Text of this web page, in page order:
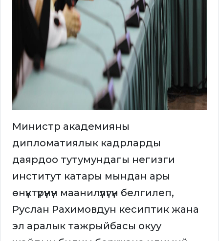
Министр академияны
дипломатиялык кадрларды
даярдоо тутумундагы негизги
институт катары мындан ары
өнүктүрүүнүн маанилүүлүгүн белгилеп,
Руслан Рахимовдун кесиптик жана
эл аралык тажрыйбасы окуу